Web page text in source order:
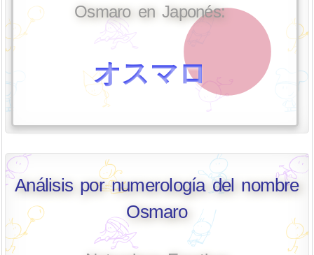
Osmaro en Japonés:
オスマロ
Análisis por numerología del nombre
Osmaro